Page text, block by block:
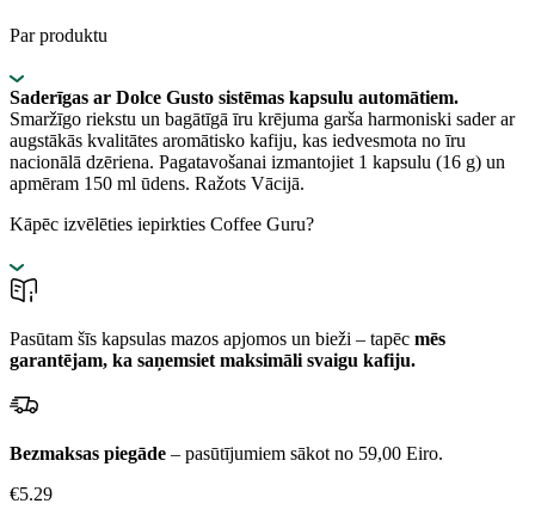
Par produktu
Saderīgas ar Dolce Gusto sistēmas kapsulu automātiem.
Smaržīgo riekstu un bagātīgā īru krējuma garša harmoniski sader ar
augstākās kvalitātes aromātisko kafiju, kas iedvesmota no īru
nacionālā dzēriena. Pagatavošanai izmantojiet 1 kapsulu (16 g) un
apmēram 150 ml ūdens. Ražots Vācijā.
Kāpēc izvēlēties iepirkties Coffee Guru?
Pasūtam šīs kapsulas mazos apjomos un bieži – tapēc mēs
garantējam, ka saņemsiet maksimāli svaigu kafiju.
Bezmaksas piegāde – pasūtījumiem sākot no 59,00 Eiro.
€5.29